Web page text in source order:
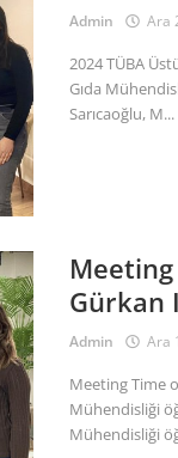
Admin Ara
2024 TÜBA
Gıda
Sarıcaoğlu, M...
Gürkan
Admin Ara
Meeting Time
Mühendisliği
Mühendisliği